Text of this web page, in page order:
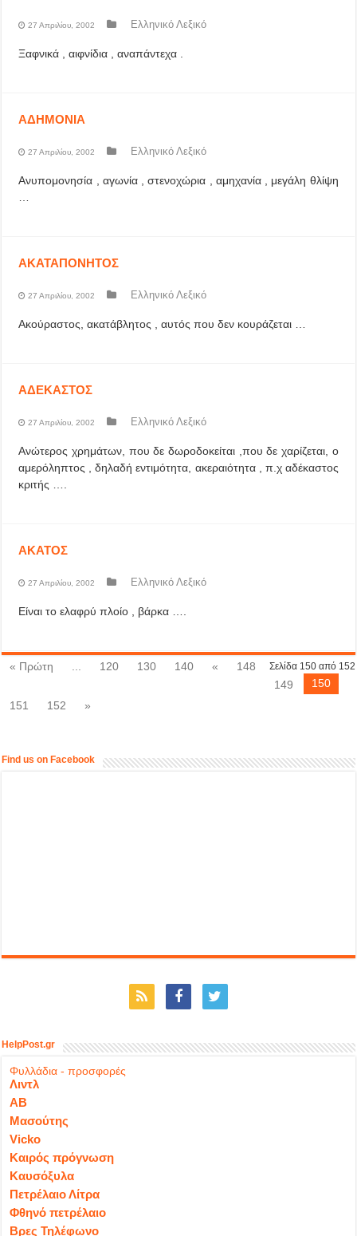
27 Απριλίου, 2002 Ελληνικό Λεξικό
Ξαφνικά , αιφνίδια , αναπάντεχα .
ΑΔΗΜΟΝΙΑ
27 Απριλίου, 2002 Ελληνικό Λεξικό
Ανυπομονησία , αγωνία , στενοχώρια , αμηχανία , μεγάλη θλίψη
ΑΚΑΤΑΠΟΝΗΤΟΣ
27 Απριλίου, 2002 Ελληνικό Λεξικό
Ακούραστος, ακατάβλητος , αυτός που δεν κουράζεται …
ΑΔΕΚΑΣΤΟΣ
27 Απριλίου, 2002 Ελληνικό Λεξικό
Ανώτερος χρημάτων, που δε δωροδοκείται ,που δε χαρίζεται, ο
αμερόληπτος , δηλαδή εντιμότητα, ακεραιότητα , π.χ αδέκαστος
κριτής ….
ΑΚΑΤΟΣ
27 Απριλίου, 2002 Ελληνικό Λεξικό
Είναι το ελαφρύ πλοίο , βάρκα ….
Σελίδα 150 από 152
« Πρώτη 120 130 140 «
148
149
150
151
152 »
Find us on Facebook
HelpPost.gr
Φυλλάδια - προσφορές
Λιντλ
ΑΒ
Μασούτης
Vicko
Καιρός πρόγνωση
Καυσόξυλα
Πετρέλαιο Λίτρα
Φθηνό πετρέλαιο
Βρες Τηλέφωνο